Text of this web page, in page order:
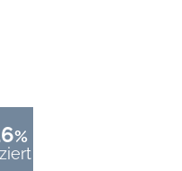
%